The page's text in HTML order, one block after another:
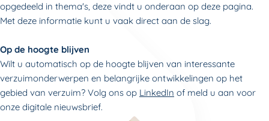
opgedeeld in thema's, deze vindt u onderaan op deze pagina.
Met deze informatie kunt u vaak direct aan de slag.
Op de hoogte blijven
Wilt u automatisch op de hoogte blijven van interessante
verzuimonderwerpen en belangrijke ontwikkelingen op het
gebied van verzuim? Volg ons op LinkedIn of meld u aan voor
onze digitale nieuwsbrief.